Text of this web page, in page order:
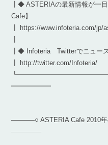
┃◆ ASTERIAの最新情報が一
Cafe】
┃ https://www.infoteria.com/jp/
┃◆ Infoteria Twitterでニュー
┃ http://twitter.com/Infoteria/
━━━━━━
———–○ ASTERIA Cafe 2010年
————–